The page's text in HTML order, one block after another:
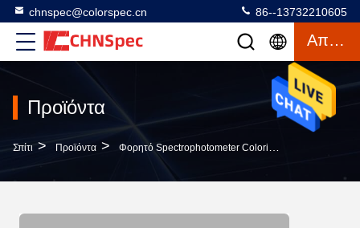
chnspec@colorspec.cn 86--13732210605
Απόσπασμα
Προϊόντα
Σπίτι > Προϊόντα > Φορητό Spectrophotometer Colorimeter